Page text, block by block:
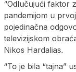
“Odlučujući faktor
pandemijom u
pojedinačna
televizijskom
Nikos Hardalias.
“To je bila “tajna”